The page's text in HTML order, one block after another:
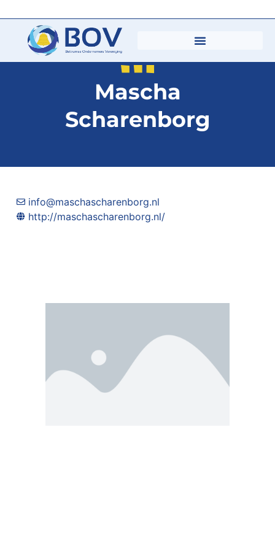
Mascha
Scharenborg
info@maschascharenborg.nl
http://maschascharenborg.nl/